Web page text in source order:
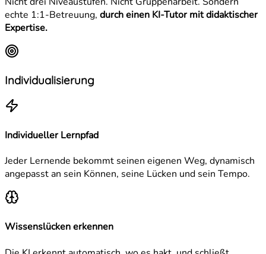
echte 1:1-Betreuung, durch einen KI-Tutor mit didaktischer
Expertise.
Individualisierung
Individueller Lernpfad
Jeder Lernende bekommt seinen eigenen Weg, dynamisch
angepasst an sein Können, seine Lücken und sein Tempo.
Wissenslücken erkennen